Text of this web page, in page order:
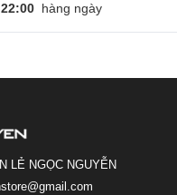
hàng ngày
LẺ NGỌC NGUYỄN